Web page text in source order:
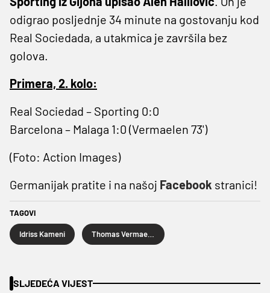
odigrao posljednje 34 minute na gostovanju kod
Real Sociedada, a utakmica je završila bez
golova.
Primera, 2. kolo:
Real Sociedad – Sporting 0:0
Barcelona – Malaga 1:0 (Vermaelen 73')
(Foto: Action Images)
Germanijak pratite i na našoj Facebook stranici!
TAGOVI
Idriss Kameni
SLJEDEĆA VIJEST